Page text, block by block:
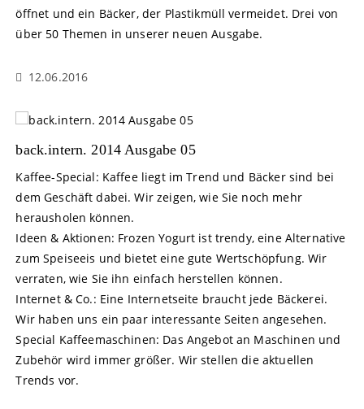
öffnet und ein Bäcker, der Plastikmüll vermeidet. Drei von
über 50 Themen in unserer neuen Ausgabe.
12.06.2016
back.intern. 2014 Ausgabe 05
Kaffee-Special: Kaffee liegt im Trend und Bäcker sind bei
dem Geschäft dabei. Wir zeigen, wie Sie noch mehr
herausholen können.
Ideen & Aktionen: Frozen Yogurt ist trendy, eine Alternative
zum Speiseeis und bietet eine gute Wertschöpfung. Wir
verraten, wie Sie ihn einfach herstellen können.
Internet & Co.: Eine Internetseite braucht jede Bäckerei.
Wir haben uns ein paar interessante Seiten angesehen.
Special Kaffeemaschinen: Das Angebot an Maschinen und
Zubehör wird immer größer. Wir stellen die aktuellen
Trends vor.